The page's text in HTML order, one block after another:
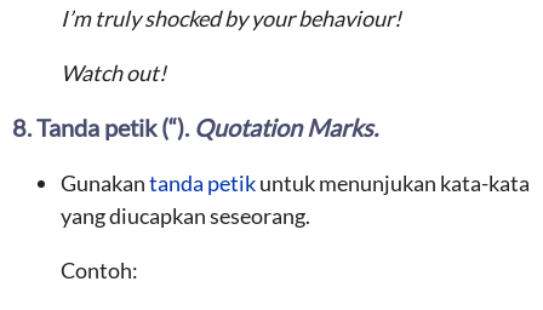
I’m truly shocked by your behaviour!
Watch out!
8. Tanda petik (“). Quotation Marks.
Gunakantanda petikuntuk menunjukan kata-kata
yang diucapkan seseorang.
Contoh: